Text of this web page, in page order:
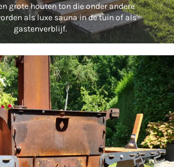
grote houten ton die onder andere
als luxe sauna in de tuin of als
gastenverblijf.